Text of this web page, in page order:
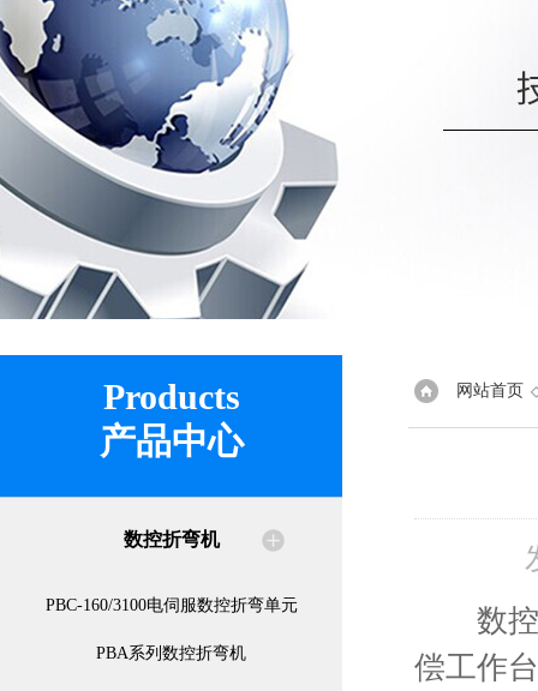
Products
产品中心
数控折弯机
PBC-160/3100电伺服数控折弯单元
PBA系列数控折弯机
网站首页
数控
偿工作